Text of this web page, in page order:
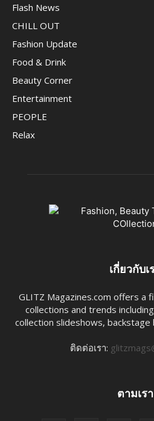
Flash News
CHILL OUT
Fashion Update
Food & Drink
Beauty Corner
Entertainment
PEOPLE
Relax
เกี่ยวกับเ
GLITZ Magazines.com offers a
collections and trends
collection slideshows,
ติดต่อเรา:
ตามเรา